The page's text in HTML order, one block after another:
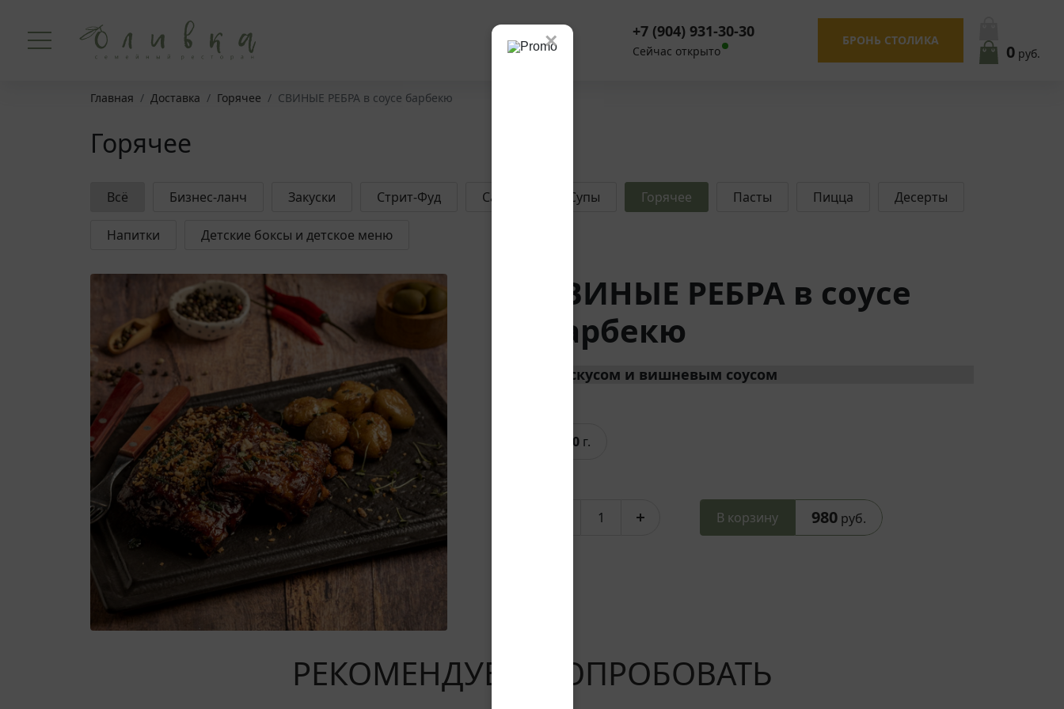
События
Администрация
+7 (904) 931-30-30
Мы в соц. сетях
БРОНЬ СТОЛИКА
+7 (904) 931-30-30
Сейчас открыто
БРОНЬ СТОЛИКА
0 руб.
Главная Доставка Горячее СВИНЫЕ РЕБРА в соусе барбекю
Горячее
Всё Бизнес-ланч Закуски Стрит-Фуд Салаты Супы Горячее Пасты Пицца Десерты
Напитки Детские боксы и детское меню
СВИНЫЕ РЕБРА в соусе
барбекю
с кускусом и вишневым соусом
410 г.
В корзину 980 руб.
РЕКОМЕНДУЕМ ПОПРОБОВАТЬ
×